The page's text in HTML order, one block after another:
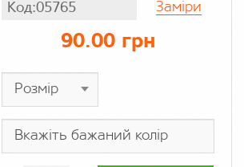
Код:05765 Заміри
90.00 грн